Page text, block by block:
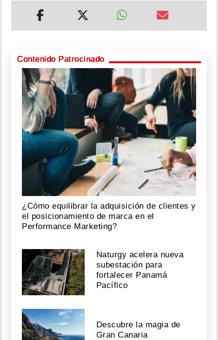
Contenido Patrocinado
¿Cómo equilibrar la adquisición de clientes y
el posicionamiento de marca en el
Performance Marketing?
Naturgy acelera nueva
subestación para
fortalecer Panamá
Pacífico
Descubre la magia de
Gran Canaria